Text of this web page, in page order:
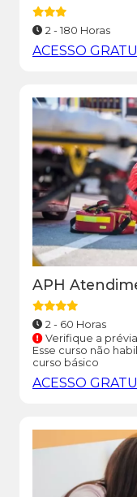
2 - 180 Horas
ACESSO
APH
2 - 60 Horas
Verifique a
Esse curso não
curso básico
ACESSO